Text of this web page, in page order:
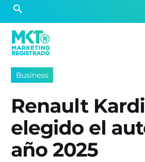
Business
Renault
elegido el
año 2025